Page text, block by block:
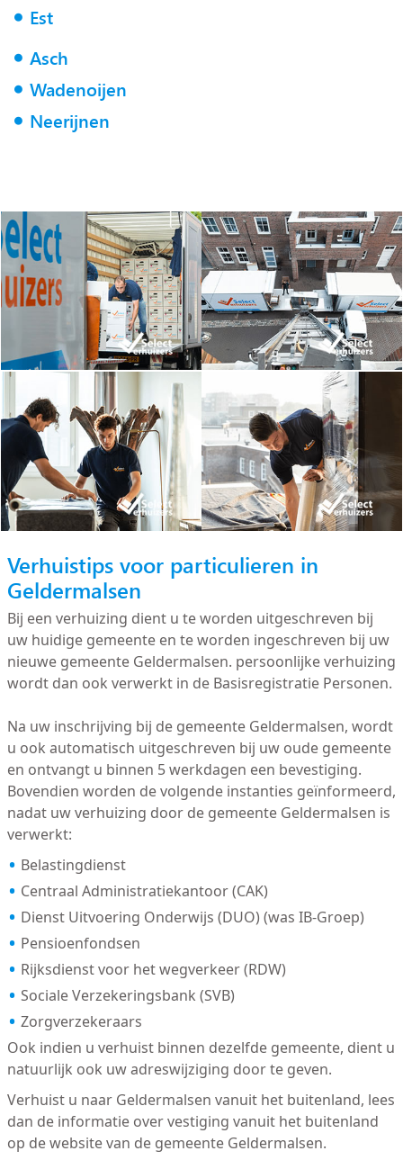
Est
Asch
Wadenoijen
Neerijnen
Verhuistips voor particulieren in
Geldermalsen
Bij een verhuizing dient u te worden uitgeschreven bij
uw huidige gemeente en te worden ingeschreven bij uw
nieuwe gemeente Geldermalsen. persoonlijke verhuizing
wordt dan ook verwerkt in de Basisregistratie Personen.
Na uw inschrijving bij de gemeente Geldermalsen, wordt
u ook automatisch uitgeschreven bij uw oude gemeente
en ontvangt u binnen 5 werkdagen een bevestiging.
Bovendien worden de volgende instanties geïnformeerd,
nadat uw verhuizing door de gemeente Geldermalsen is
verwerkt:
Belastingdienst
Centraal Administratiekantoor (CAK)
Dienst Uitvoering Onderwijs (DUO) (was IB-Groep)
Pensioenfondsen
Rijksdienst voor het wegverkeer (RDW)
Sociale Verzekeringsbank (SVB)
Zorgverzekeraars
Ook indien u verhuist binnen dezelfde gemeente, dient u
natuurlijk ook uw adreswijziging door te geven.
Verhuist u naar Geldermalsen vanuit het buitenland, lees
dan de informatie over vestiging vanuit het buitenland
op de website van de gemeente Geldermalsen.